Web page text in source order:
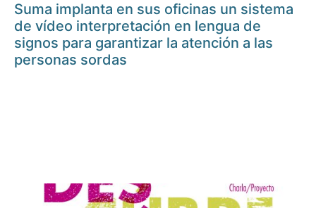
Suma implanta en sus oficinas un sistema
de vídeo interpretación en lengua de
signos para garantizar la atención a las
personas sordas